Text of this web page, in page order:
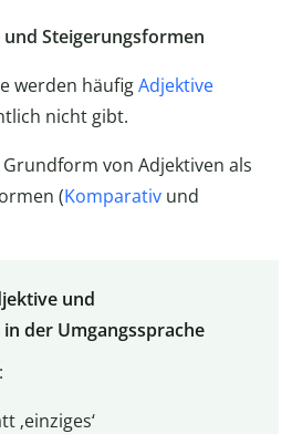
und Steigerungsformen
werden häufigAdjektive
nicht gibt.
von Adjektiven als
(Komparativ und
und
der Umgangssprache
‚einziges‘